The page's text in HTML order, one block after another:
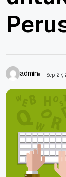
admin Sep 27,